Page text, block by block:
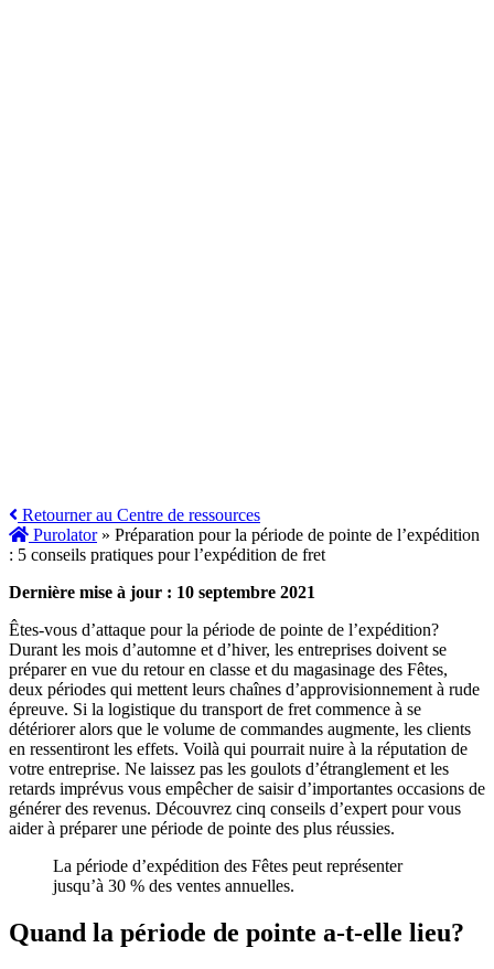
Retourner au Centre de ressources
Purolator» Préparation pour la période de pointe de l’expédition
: 5 conseils pratiques pour l’expédition de fret
Dernière mise à jour : 10 septembre 2021
Êtes-vous d’attaque pour la période de pointe de l’expédition?
Durant les mois d’automne et d’hiver, les entreprises doivent se
préparer en vue du retour en classe et du magasinage des Fêtes,
deux périodes qui mettent leurs chaînes d’approvisionnement à rude
épreuve. Si la logistique du transport de fret commence à se
détériorer alors que le volume de commandes augmente, les clients
en ressentiront les effets. Voilà qui pourrait nuire à la réputation de
votre entreprise. Ne laissez pas les goulots d’étranglement et les
retards imprévus vous empêcher de saisir d’importantes occasions de
générer des revenus. Découvrez cinq conseils d’expert pour vous
aider à préparer une période de pointe des plus réussies.
La période d’expédition des Fêtes peut représenter
jusqu’à 30 % des ventes annuelles.
Quand la période de pointe a-t-elle lieu?